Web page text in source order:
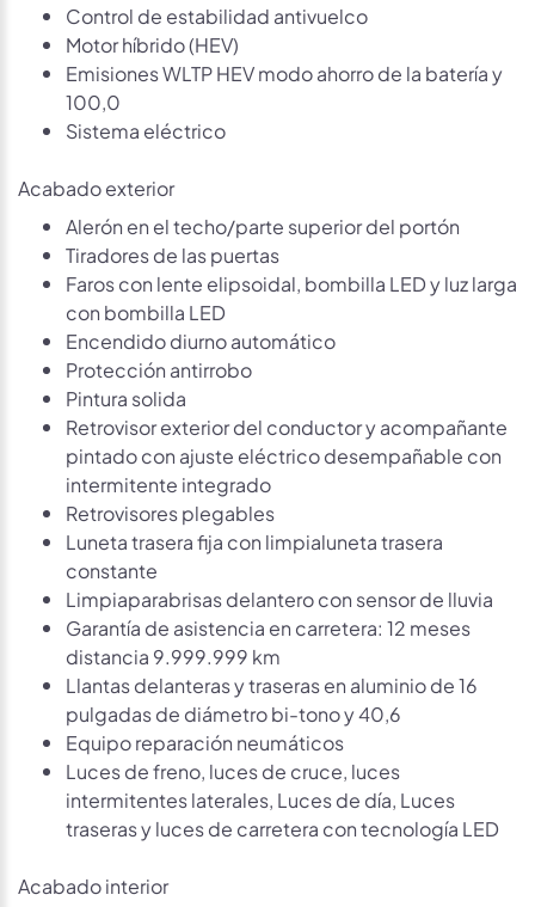
Control de estabilidad antivuelco
Motor híbrido (HEV)
Emisiones WLTP HEV modo ahorro de la batería y
100,0
Sistema eléctrico
Acabado exterior
Alerón en el techo/parte superior del portón
Tiradores de las puertas
Faros con lente elipsoidal, bombilla LED y luz larga
con bombilla LED
Encendido diurno automático
Protección antirrobo
Pintura solida
Retrovisor exterior del conductor y acompañante
pintado con ajuste eléctrico desempañable con
intermitente integrado
Retrovisores plegables
Luneta trasera fija con limpialuneta trasera
constante
Limpiaparabrisas delantero con sensor de lluvia
Garantía de asistencia en carretera: 12 meses
distancia 9.999.999 km
Llantas delanteras y traseras en aluminio de 16
pulgadas de diámetro bi-tono y 40,6
Equipo reparación neumáticos
Luces de freno, luces de cruce, luces
intermitentes laterales, Luces de día, Luces
traseras y luces de carretera con tecnología LED
Acabado interior